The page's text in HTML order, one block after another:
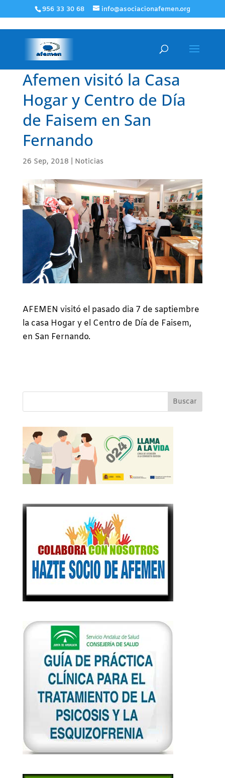
956 33 30 68 info@asociacionafemen.org
Afemen visitó la Casa
Hogar y Centro de Día
de Faisem en San
Fernando
26 Sep, 2018 Noticias
AFEMEN visitó el pasado dia 7 de saptiembre
la casa Hogar y el Centro de Día de Faisem,
en San Fernando.